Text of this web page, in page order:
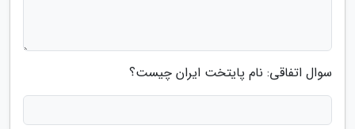
سوال اتفاقی: نام پایتخت ایران چیست؟